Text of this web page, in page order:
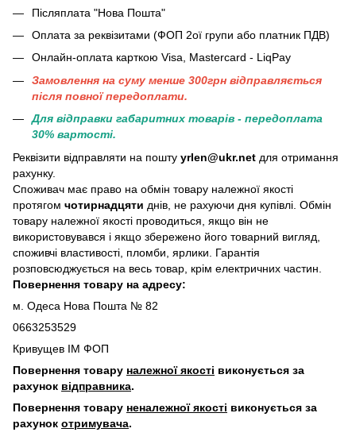
Післяплата "Нова Пошта"
Оплата за реквізитами (ФОП 2ої групи або платник ПДВ)
Онлайн-оплата карткою Visa, Mastercard - LiqPay
Замовлення на суму менше 300грн вiдправляється
пiсля повної передоплати.
Для відправки габаритних товарів - передоплата
30% вартості.
Реквізити відправляти на пошту yrlen@ukr.net для отримання
рахунку.
Споживач має право на обмін товару належної якості
протягом чотирнадцяти днів, не рахуючи дня купівлі. Обмін
товару належної якості проводиться, якщо він не
використовувався і якщо збережено його товарний вигляд,
споживчі властивості, пломби, ярлики. Гарантія
розповсюджується на весь товар, крім електричних частин.
Повернення товару на адресу:
м. Одеса Нова Пошта № 82
0663253529
Кривущев ІМ ФОП
Повернення товару належної якості виконується за
рахунок відправника.
Повернення товару неналежної якості виконується за
рахунок отримувача.